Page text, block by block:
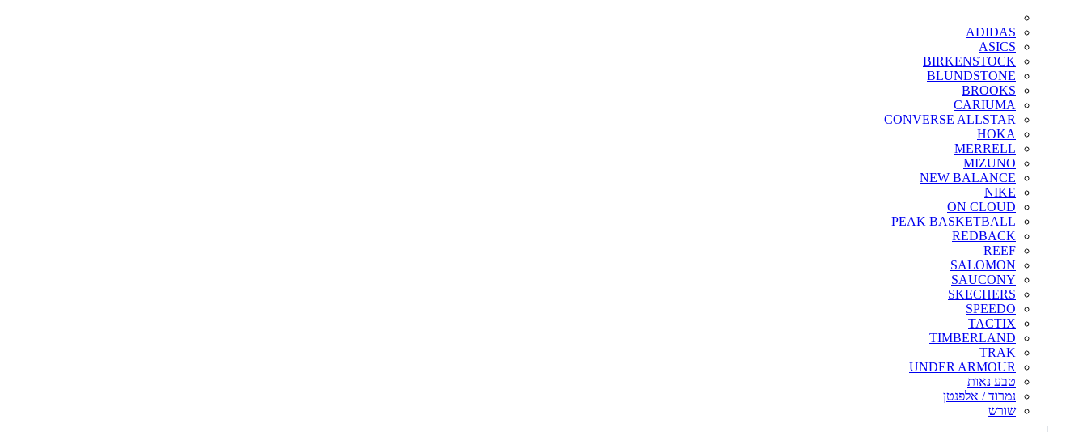
ADIDAS
ASICS
BIRKENSTOCK
BLUNDSTONE
BROOKS
CARIUMA
CONVERSE ALLSTAR
HOKA
MERRELL
MIZUNO
NEW BALANCE
NIKE
ON CLOUD
PEAK BASKETBALL
REDBACK
REEF
SALOMON
SAUCONY
SKECHERS
SPEEDO
TACTIX
TIMBERLAND
TRAK
UNDER ARMOUR
טבע נאות
נמרוד / אלפנטן
שורש